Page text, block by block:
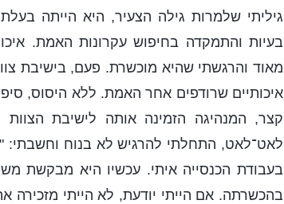
גיליתי שלמרות גילה הצעיר, היא הייתה
בעיות והתמקדה בחיפוש עקרונות האמת.
מאוד והרגשתי שהיא מוכשרת. פעם, בישיבת
איכותיים שרודפים אחר האמת. ללא היסוס,
קצר, המנהיגה הזמינה אותה לישיבת
לאט־לאט, התחלתי להרגיש לא בנוח וחשבתי:
בעבודת הכנסייה איתי. עכשיו היא מבקשת
בהכשרתה. אם הייתי יודעת, לא הייתי מזכירה